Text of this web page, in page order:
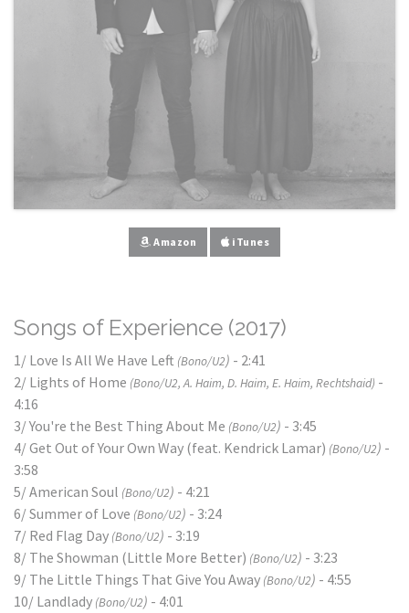
Amazon iTunes
Songs of Experience (2017)
1/ Love Is All We Have Left (Bono/U2) - 2:41
2/ Lights of Home (Bono/U2, A. Haim, D. Haim, E. Haim, Rechtshaid) -
4:16
3/ You're the Best Thing About Me (Bono/U2) - 3:45
4/ Get Out of Your Own Way (feat. Kendrick Lamar) (Bono/U2) -
3:58
5/ American Soul (Bono/U2) - 4:21
6/ Summer of Love (Bono/U2) - 3:24
7/ Red Flag Day (Bono/U2) - 3:19
8/ The Showman (Little More Better) (Bono/U2) - 3:23
9/ The Little Things That Give You Away (Bono/U2) - 4:55
10/ Landlady (Bono/U2) - 4:01